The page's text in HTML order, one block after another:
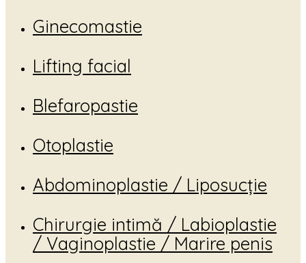
Ginecomastie
Lifting facial
Blefaropastie
Otoplastie
Abdominoplastie / Liposucție
Chirurgie intimă / Labioplastie
/ Vaginoplastie / Marire penis